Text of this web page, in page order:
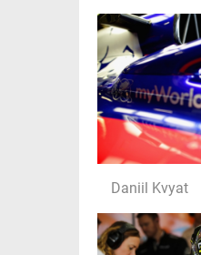
Daniil Kvyat